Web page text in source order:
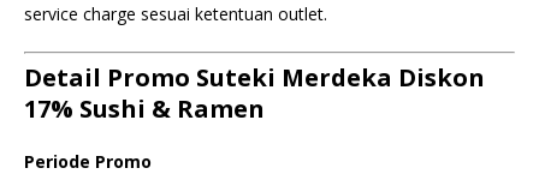
service charge sesuai ketentuan outlet.
Detail Promo Suteki Merdeka Diskon
17% Sushi & Ramen
Periode Promo